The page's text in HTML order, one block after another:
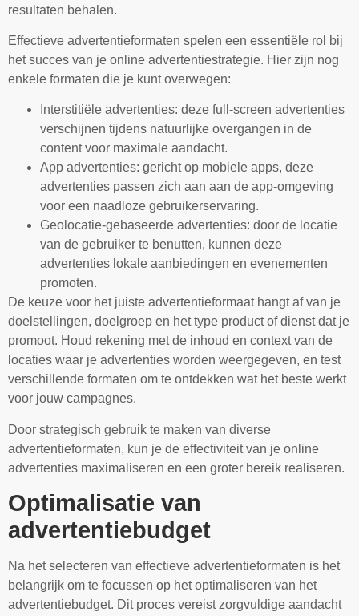
resultaten behalen.
Effectieve advertentieformaten spelen een essentiële rol bij
het succes van je online advertentiestrategie. Hier zijn nog
enkele formaten die je kunt overwegen:
Interstitiële advertenties: deze full-screen advertenties
verschijnen tijdens natuurlijke overgangen in de
content voor maximale aandacht.
App advertenties: gericht op mobiele apps, deze
advertenties passen zich aan aan de app-omgeving
voor een naadloze gebruikerservaring.
Geolocatie-gebaseerde advertenties: door de locatie
van de gebruiker te benutten, kunnen deze
advertenties lokale aanbiedingen en evenementen
promoten.
De keuze voor het juiste advertentieformaat hangt af van je
doelstellingen, doelgroep en het type product of dienst dat je
promoot. Houd rekening met de inhoud en context van de
locaties waar je advertenties worden weergegeven, en test
verschillende formaten om te ontdekken wat het beste werkt
voor jouw campagnes.
Door strategisch gebruik te maken van diverse
advertentieformaten, kun je de effectiviteit van je online
advertenties maximaliseren en een groter bereik realiseren.
Optimalisatie van
advertentiebudget
Na het selecteren van effectieve advertentieformaten is het
belangrijk om te focussen op het optimaliseren van het
advertentiebudget. Dit proces vereist zorgvuldige aandacht